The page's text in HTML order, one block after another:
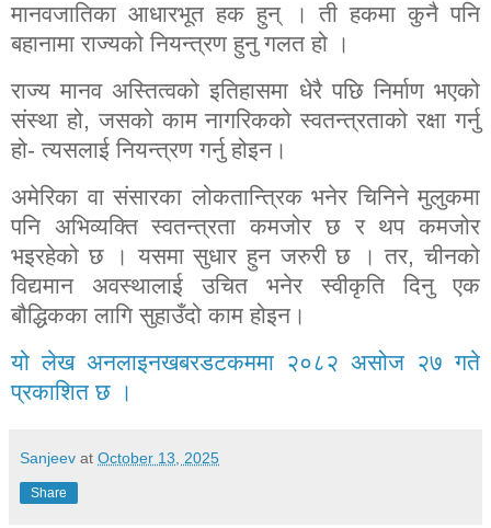
मानवजातिका आधारभूत हक हुन् । ती हकमा कुनै पनि
बहानामा राज्यको नियन्त्रण हुनु गलत हो ।
राज्य मानव अस्तित्वको इतिहासमा धेरै पछि निर्माण भएको
संस्था हो,जसको काम नागरिकको स्वतन्त्रताको रक्षा गर्नु
हो- त्यसलाई नियन्त्रण गर्नु होइन।
अमेरिका वा संसारका लोकतान्त्रिक भनेर चिनिने मुलुकमा
पनि अभिव्यक्ति स्वतन्त्रता कमजोर छ र थप कमजोर
भइरहेको छ । यसमा सुधार हुन जरुरी छ । तर,चीनको
विद्यमान अवस्थालाई उचित भनेर स्वीकृति दिनु एक
बौद्धिकका लागि सुहाउँदो काम होइन।
यो लेख अनलाइनखबरडटकममा २०८२ असोज २७ गते
प्रकाशित छ ।
Sanjeev at October 13, 2025
Share